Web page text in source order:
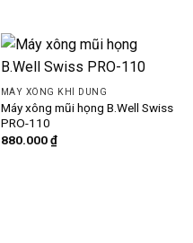
MÁY XÔNG KHÍ DUNG
Máy xông mũi họng B.Well Swiss
PRO-110
880.000₫